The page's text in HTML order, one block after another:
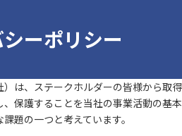
ーポリシー
は、ステークホルダーの皆様から取得
保護することを当社の事業活動の基本
題の一つと考えています。